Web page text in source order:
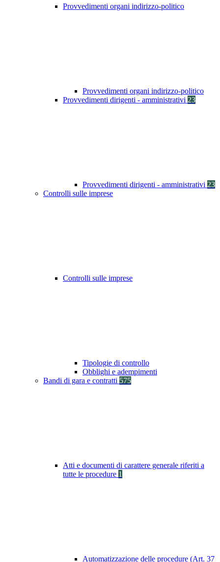
Provvedimenti organi indirizzo-politico
Provvedimenti organi indirizzo-politico
Provvedimenti dirigenti - amministrativi 23
Provvedimenti dirigenti - amministrativi 23
Controlli sulle imprese
Controlli sulle imprese
Tipologie di controllo
Obblighi e adempimenti
Bandi di gara e contratti 575
Atti e documenti di carattere generale riferiti a
tutte le procedure 1
Automatizzazione delle procedure (Art. 37